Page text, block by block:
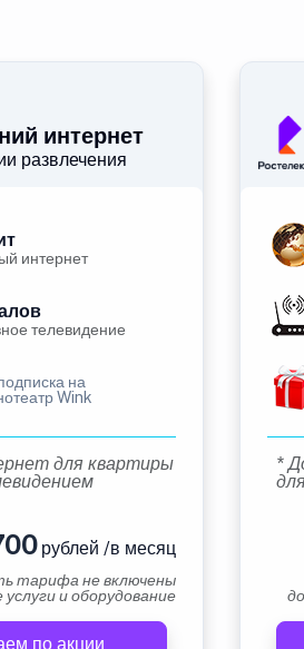
интернет
развлечения
интернет
телевидение
на
Wink
для квартиры
рублей /в месяц
тарифа не включены
и оборудование
по акции
*